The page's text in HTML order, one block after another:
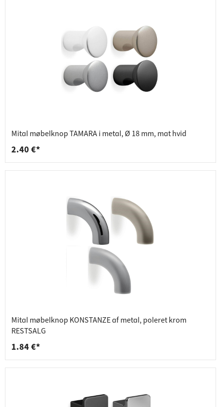
Mital møbelknop TAMARA i metal, Ø 18 mm, mat hvid
2.40 €*
Mital møbelknop KONSTANZE af metal, poleret krom
RESTSALG
1.84 €*